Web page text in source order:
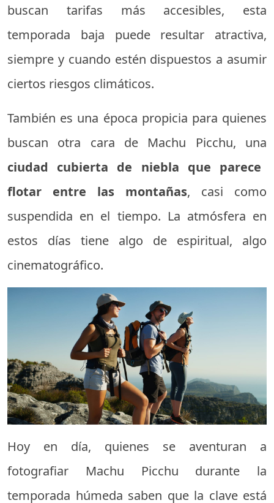
buscan tarifas más accesibles, esta
temporada baja puede resultar atractiva,
siempre y cuando estén dispuestos a asumir
ciertos riesgos climáticos.
También es una época propicia para quienes
buscan otra cara de Machu Picchu, una
ciudad cubierta de niebla que parece
flotar entre las montañas, casi como
suspendida en el tiempo. La atmósfera en
estos días tiene algo de espiritual, algo
cinematográfico.
Hoy en día, quienes se aventuran a
fotografiar Machu Picchu durante la
temporada húmeda saben que la clave está